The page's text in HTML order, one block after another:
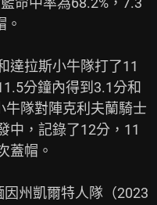
達拉斯小牛隊打了11
分鐘內得到3.1分和
牛隊對陣克利夫蘭騎士
中，記錄了12分，11
蓋帽。
州凱爾特人隊（2023